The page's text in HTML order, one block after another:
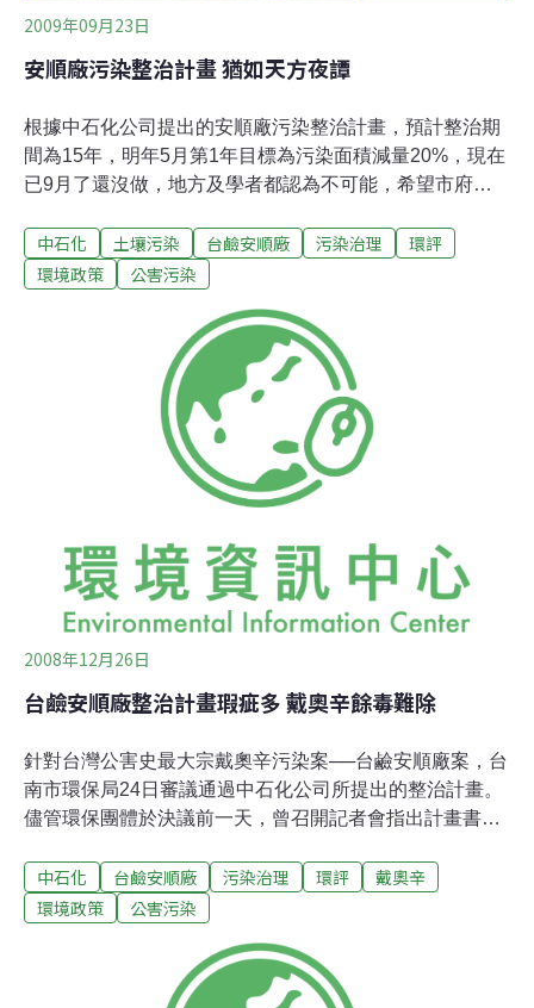
2009年09月23日
安順廠污染整治計畫 猶如天方夜譚
根據中石化公司提出的安順廠污染整治計畫，預計整治期
間為15年，明年5月第1年目標為污染面積減量20%，現在
已9月了還沒做，地方及學者都認為不可能，希望市府不
目標，屆時未達計畫進度，將依法開罰。環保局長張皇珍
表示，計畫、目標是中石化自己訂定的，也已通過審查，
進度進行，一律依水土法開罰，最低罰款為100萬元且可
連續處罰。市府昨天召開中石化安順廠土壤污染整治專案
小組會議，會中，原自救會委員李俊璋表示，利用熱處理
汞蒸發必須百分之百回收，否則恐造成二次污染。林吉進
也質疑中石化石灰再利用的做法，並希望各委員幫幫地方
中石化 土壤污染 台鹼安順廠 污染治理
環評
環境政策
公害污染
2008年12月26日
台鹼安順廠整治計畫瑕疵多 戴奧辛餘毒難除
針對台灣公害史最大宗戴奧辛污染案──台鹼安順廠案，台
南市環保局24日審議通過中石化公司所提出的整治計畫。
儘管環保團體於決議前一天，曾召開記者會指出計畫書中
環保局在1票反對下通過審查；是否因此埋下戴奧辛的二
次污染伏筆，值得長期觀察。因為創下人體血液中界最高
造燒鹼、鹽酸、液態氯與毒氣等長達40餘年，造成廠區土
地有多重汙染，其中包含汞、五氯酚和戴奧辛等；2006年
中石化 台鹼安順廠 污染治理 環評
戴奧辛
環境政策
公害污染